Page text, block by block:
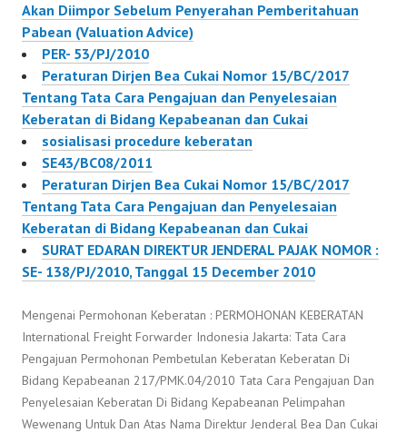
Akan Diimpor Sebelum Penyerahan Pemberitahuan
Pabean (Valuation Advice)
PER- 53/PJ/2010
Peraturan Dirjen Bea Cukai Nomor 15/BC/2017
Tentang Tata Cara Pengajuan dan Penyelesaian
Keberatan di Bidang Kepabeanan dan Cukai
sosialisasi procedure keberatan
SE43/BC08/2011
Peraturan Dirjen Bea Cukai Nomor 15/BC/2017
Tentang Tata Cara Pengajuan dan Penyelesaian
Keberatan di Bidang Kepabeanan dan Cukai
SURAT EDARAN DIREKTUR JENDERAL PAJAK NOMOR :
SE- 138/PJ/2010, Tanggal 15 December 2010
Mengenai Permohonan Keberatan : PERMOHONAN KEBERATAN
International Freight Forwarder Indonesia Jakarta: Tata Cara
Pengajuan Permohonan Pembetulan Keberatan Keberatan Di
Bidang Kepabeanan 217/PMK.04/2010 Tata Cara Pengajuan Dan
Penyelesaian Keberatan Di Bidang Kepabeanan Pelimpahan
Wewenang Untuk Dan Atas Nama Direktur Jenderal Bea Dan Cukai